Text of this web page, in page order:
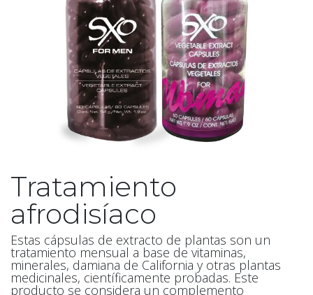
Tratamiento
afrodisíaco
Estas cápsulas de extracto de plantas son un
tratamiento mensual a base de vitaminas,
minerales, damiana de California y otras plantas
medicinales, científicamente probadas. Este
producto se considera un complemento